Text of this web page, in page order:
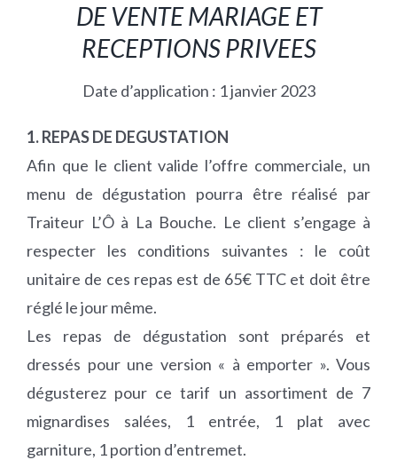
DE VENTE MARIAGE ET
RECEPTIONS PRIVEES
Date d’application : 1 janvier 2023
1. REPAS DE DEGUSTATION
Afin que le client valide l’offre commerciale, un
menu de dégustation pourra être réalisé par
Traiteur L’Ô à La Bouche. Le client s’engage à
respecter les conditions suivantes : le coût
unitaire de ces repas est de 65€ TTC et doit être
réglé le jour même.
Les repas de dégustation sont préparés et
dressés pour une version « à emporter ». Vous
dégusterez pour ce tarif un assortiment de 7
mignardises salées, 1 entrée, 1 plat avec
garniture, 1 portion d’entremet.